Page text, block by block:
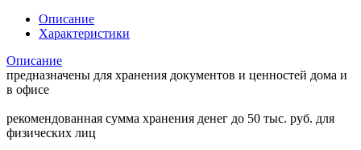
Описание
Характеристики
Описание
предназначены для хранения документов и ценностей дома и
в офисе
рекомендованная сумма хранения денег до 50 тыс. руб. для
физических лиц